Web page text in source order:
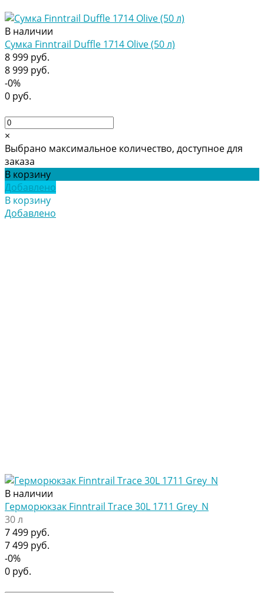
В наличии
Сумка Finntrail Duffle 1714 Olive (50 л)
8 999 руб.
8 999 руб.
-0%
0 руб.
×
Выбрано максимальное количество, доступное для
заказа
В корзину
Добавлено
В корзину
Добавлено
В наличии
Герморюкзак Finntrail Trace 30L 1711 Grey_N
30 л
7 499 руб.
7 499 руб.
-0%
0 руб.